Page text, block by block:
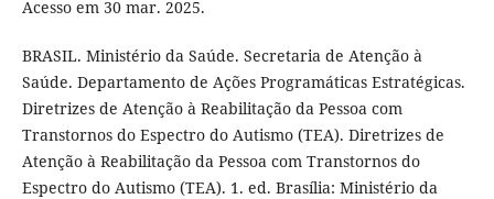
Acesso em 30 mar. 2025.
BRASIL. Ministério da Saúde. Secretaria de Atenção à
Saúde. Departamento de Ações Programáticas Estratégicas.
Diretrizes de Atenção à Reabilitação da Pessoa com
Transtornos do Espectro do Autismo (TEA). Diretrizes de
Atenção à Reabilitação da Pessoa com Transtornos do
Espectro do Autismo (TEA). 1. ed. Brasília: Ministério da